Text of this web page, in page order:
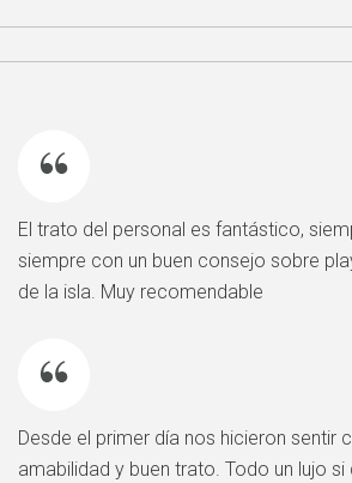
El trato del personal es fantástico,
siempre con un buen consejo sobre
de la isla. Muy recomendable
Desde el primer día nos hicieron sentir
amabilidad y buen trato. Todo un lujo si